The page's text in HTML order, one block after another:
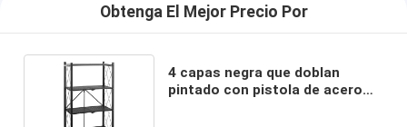
Obtenga El Mejor Precio Por
4 capas negra que doblan
pintado con pistola de acero